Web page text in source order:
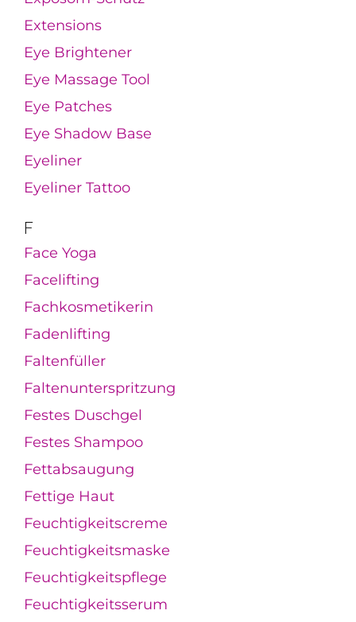
Extensions
Eye Brightener
Eye Massage Tool
Eye Patches
Eye Shadow Base
Eyeliner
Eyeliner Tattoo
F
Face Yoga
Facelifting
Fachkosmetikerin
Fadenlifting
Faltenfüller
Faltenunterspritzung
Festes Duschgel
Festes Shampoo
Fettabsaugung
Fettige Haut
Feuchtigkeitscreme
Feuchtigkeitsmaske
Feuchtigkeitspflege
Feuchtigkeitsserum